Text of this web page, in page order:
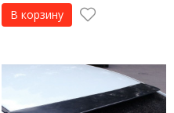
В корзину